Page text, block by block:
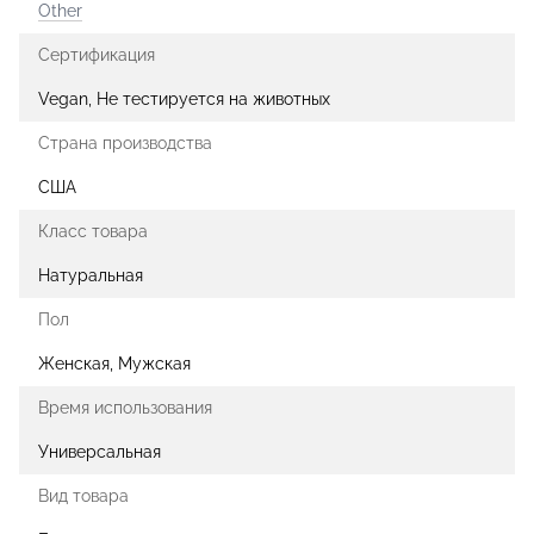
Other
Сертификация
Vegan, Не тестируется на животных
Страна производства
США
Класс товара
Натуральная
Пол
Женская, Мужская
Время использования
Универсальная
Вид товара